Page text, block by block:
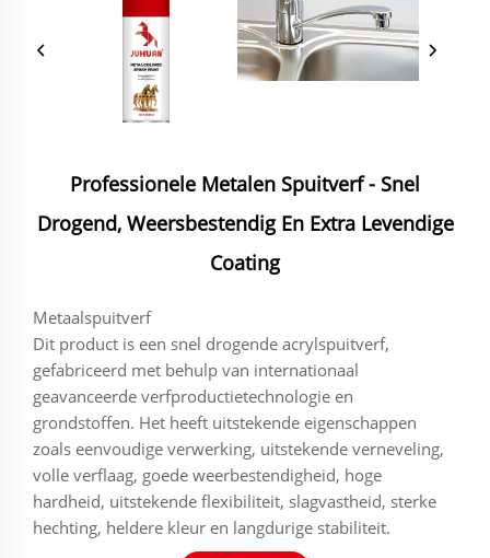
Professionele Metalen Spuitverf - Snel
Drogend, Weersbestendig En Extra Levendige
Coating
Metaalspuitverf
Dit product is een snel drogende acrylspuitverf,
gefabriceerd met behulp van internationaal
geavanceerde verfproductietechnologie en
grondstoffen. Het heeft uitstekende eigenschappen
zoals eenvoudige verwerking, uitstekende verneveling,
volle verflaag, goede weerbestendigheid, hoge
hardheid, uitstekende flexibiliteit, slagvastheid, sterke
hechting, heldere kleur en langdurige stabiliteit.